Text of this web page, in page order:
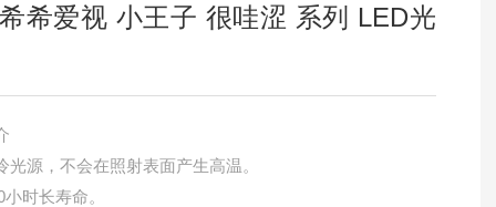
希爱视 小王子 很哇涩 系列 LED光
光源，不会在照射表面产生高温。
时长寿命。